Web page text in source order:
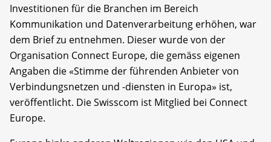
Investitionen für die Branchen im Bereich
Kommunikation und Datenverarbeitung erhöhen, war
dem Brief zu entnehmen. Dieser wurde von der
Organisation Connect Europe, die gemäss eigenen
Angaben die «Stimme der führenden Anbieter von
Verbindungsnetzen und -diensten in Europa» ist,
veröffentlicht. Die Swisscom ist Mitglied bei Connect
Europe.